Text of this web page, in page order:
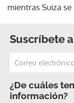
mientras Suiza
Suscríbete
¿De cuáles
información?